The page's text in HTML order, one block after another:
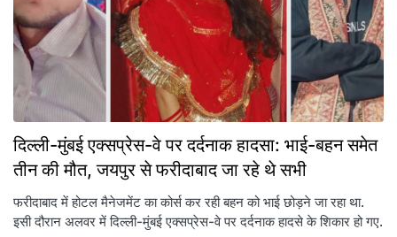
दिल्ली-मुंबई एक्सप्रेस-वे पर दर्दनाक हादसा: भाई-बहन समेत
तीन की मौत, जयपुर से फरीदाबाद जा रहे थे सभी
फरीदाबाद में होटल मैनेजमेंट का कोर्स कर रही बहन को भाई छोड़ने जा रहा था.
इसी दौरान अलवर में दिल्ली-मुंबई एक्सप्रेस-वे पर दर्दनाक हादसे के शिकार हो गए.